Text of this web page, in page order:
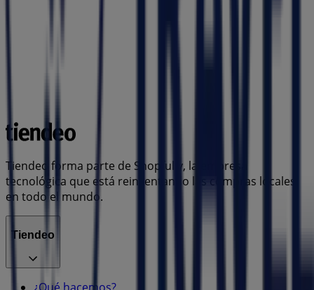
Tiendeo forma parte de Shopfully, la empresa
tecnológica que está reinventando las compras locales
en todo el mundo.
Tiendeo